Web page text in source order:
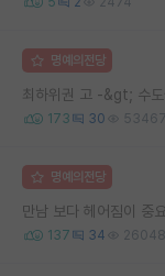
명예의전당
최하위권 고 -&gt; 수
173 30 53467
명예의전당
만남 보다 헤어짐이 중요
137 34 26048